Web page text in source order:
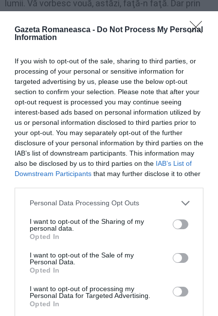
Gazeta Romaneasca - Do Not Process My Personal
Information
If you wish to opt-out of the sale, sharing to third parties, or
processing of your personal or sensitive information for
targeted advertising by us, please use the below opt-out
section to confirm your selection. Please note that after your
opt-out request is processed you may continue seeing
interest-based ads based on personal information utilized by
us or personal information disclosed to third parties prior to
your opt-out. You may separately opt-out of the further
disclosure of your personal information by third parties on the
IAB’s list of downstream participants. This information may
also be disclosed by us to third parties on the IAB’s List of
Downstream Participants that may further disclose it to other
Personal Data Processing Opt Outs
I want to opt-out of the Sharing of my
personal data.
Opted In
I want to opt-out of the Sale of my
Personal Data.
Opted In
I want to opt-out of processing my
Personal Data for Targeted Advertising.
Opted In
lumii. Vă vorbesc vouă, astăzi, faţă-n faţă. Dar prin
compatrioţi ai noștri.»
Cel mai iubit dintre pământeni
În aceeaşi notă sentimentală, Iohannis a căutat să
se justifice pentru lipsa de rezultate de până acum
de la începutul mandatului său.Cel care i-a scris
discursul prezidenţial se vede că este pasionat de
literatură:se face o parafrază după expresia foarte
specială „Timpul nu mai avea răbdare” din „Cel mai